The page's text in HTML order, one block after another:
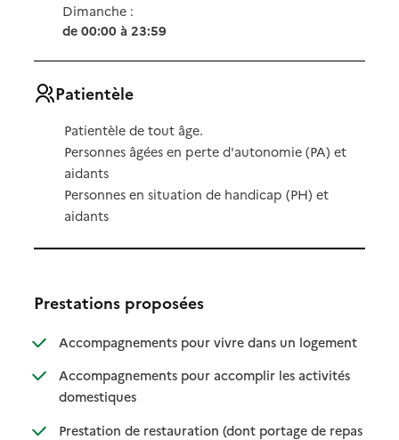
Dimanche :
de 00:00 à 23:59
Patientèle
Patientèle de tout âge.
Personnes âgées en perte d'autonomie (PA) et
aidants
Personnes en situation de handicap (PH) et
aidants
Prestations proposées
Accompagnements pour vivre dans un logement
:
: non
Accompagnements pour accomplir les activités
domestiques: disponible
: non disponible
Prestation de restauration (dont portage de repas